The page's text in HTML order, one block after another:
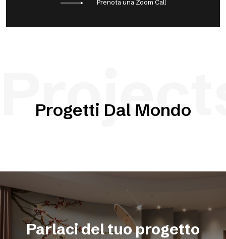
Prenota una Zoom Call
Progetti Dal Mondo
Parlaci del tuo progetto